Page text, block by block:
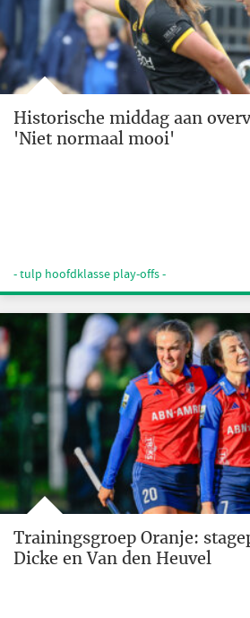
Historische middag aan
'Niet normaal mooi'
- tulp hoofdklasse play-offs -
Trainingsgroep Oranje:
Dicke en Van den Heuvel